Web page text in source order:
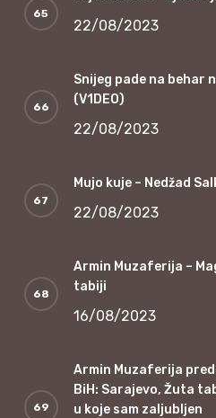
22/08/2023
Snijeg pade na behar
(V1DEO)
22/08/2023
Mujo kuje – Nedžad
22/08/2023
Armin Muzaferija –
tabiji
16/08/2023
Armin Muzaferija
BiH: Sarajevo, Žuta
u koje sam zaljubljen